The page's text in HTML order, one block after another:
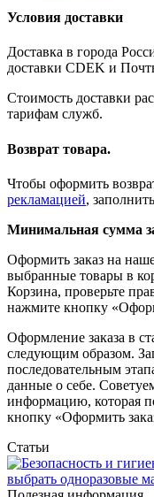
Условия доставки
Доставка в города
доставки CDEK и
Стоимость доставки
тарифам служб.
Возврат товара.
Чтобы оформить
рекламацией,
Минимальная сумма
Оформить заказ на
выбранные товары в
Корзина, проверьте
нажмите кнопку
Оформление заказа в
следующим образом.
последовательным
данные о себе.
информацию, которая
кнопку «Оформить
Статьи